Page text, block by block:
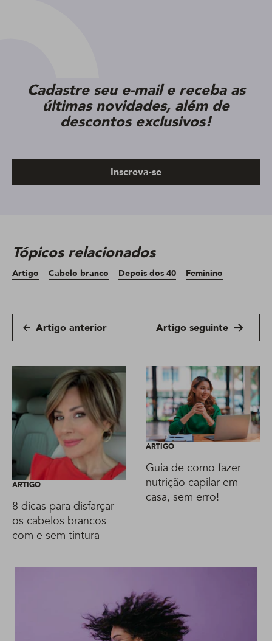
Cadastre seu e-mail e receba as
últimas novidades, além de
descontos exclusivos!
Inscreva-se
Tópicos relacionados
Artigo Cabelo branco Depois dos 40 Feminino
Artigo anterior Artigo seguinte
ARTIGO
8 dicas para disfarçar
os cabelos brancos
com e sem tintura
ARTIGO
Guia de como fazer
nutrição capilar em
casa, sem erro!